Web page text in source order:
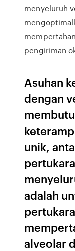
menyeluruh
pengiriman
Asuhan
dengan
unik,
adalah
alveolar